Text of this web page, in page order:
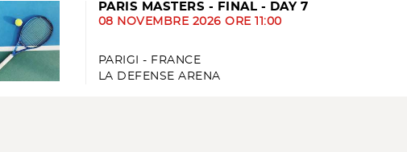
PARIS MASTERS - FINAL - DAY 7
08 NOVEMBRE 2026 ORE 11:00
PARIGI - FRANCE
LA DEFENSE ARENA